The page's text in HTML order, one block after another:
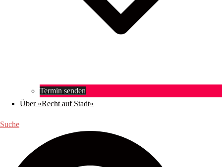
Termin senden
Über «Recht auf Stadt»
Suche